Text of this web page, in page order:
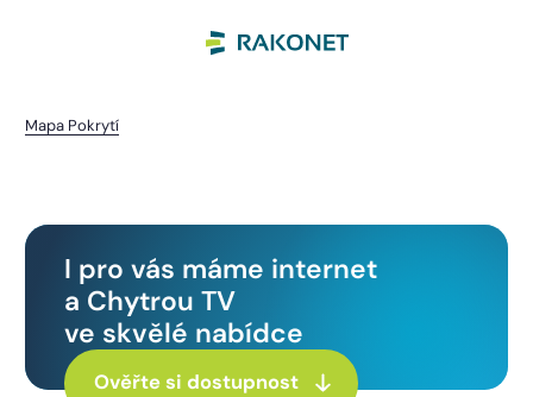
Mapa Pokrytí
I pro vás máme internet
a Chytrou TV
ve skvělé nabídce
Ověřte si dostupnost